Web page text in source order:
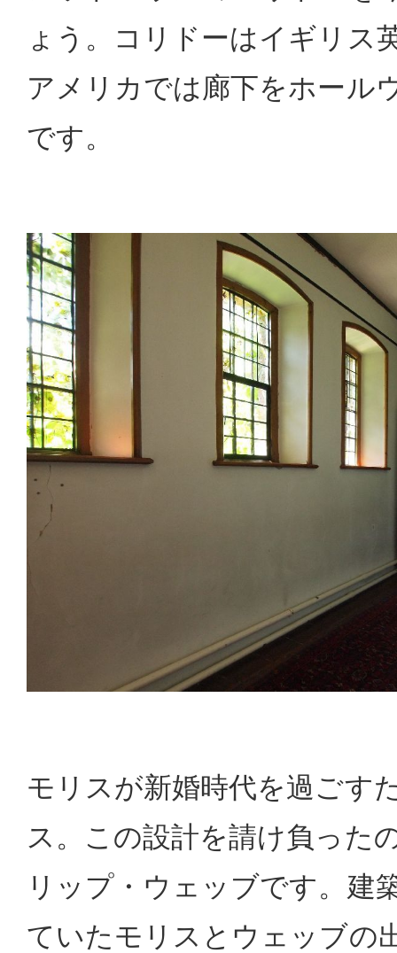
ょう。コリドーはイギリス
アメリカでは廊下をホール
です。
モリスが新婚時代を過ごす
ス。この設計を請け負った
リップ・ウェッブです。建
ていたモリスとウェッブの